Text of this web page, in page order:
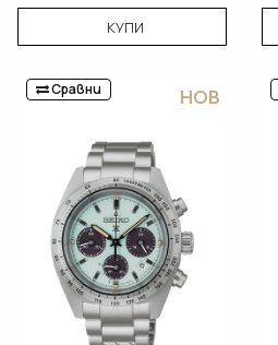
КУПИ
Сравни НОВ